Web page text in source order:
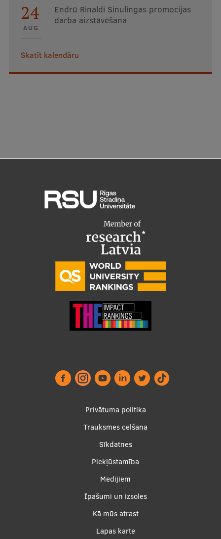
24
AUG
Endrū Rinaldi Sinulingas promocijas
darba aizstāvēšana
Skatīt kalendāru
Privātuma politika
Trauksmes celšana
Sīkdatnes
Piekļūstamība
Medijiem
Īpašumi un izsoles
Kā mūs atrast
Lapas karte